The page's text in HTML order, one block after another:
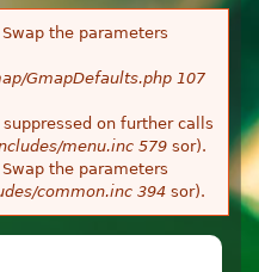
the parameters
GmapDefaults.php 107
on further calls
menu.inc 579 sor).
the parameters
common.inc 394 sor).